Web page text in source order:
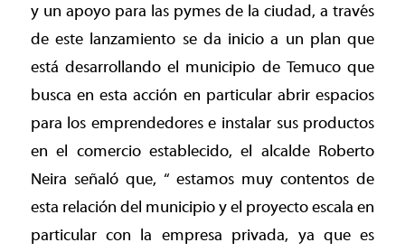
y un apoyo para las pymes de la ciudad, a través
de este lanzamiento se da inicio a un plan que
está desarrollando el municipio de Temuco que
busca en esta acción en particular abrir espacios
para los emprendedores e instalar sus productos
en el comercio establecido, el alcalde Roberto
Neira señaló que, “ estamos muy contentos de
esta relación del municipio y el proyecto escala en
particular con la empresa privada, ya que es